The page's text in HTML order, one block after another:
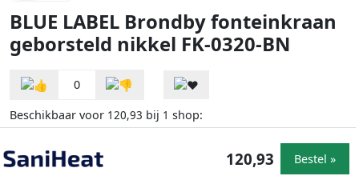
BLUE LABEL Brondby fonteinkraan
geborsteld nikkel FK-0320-BN
0
Beschikbaar voor 120,93 bij 1 shop:
120,93 Bestel »